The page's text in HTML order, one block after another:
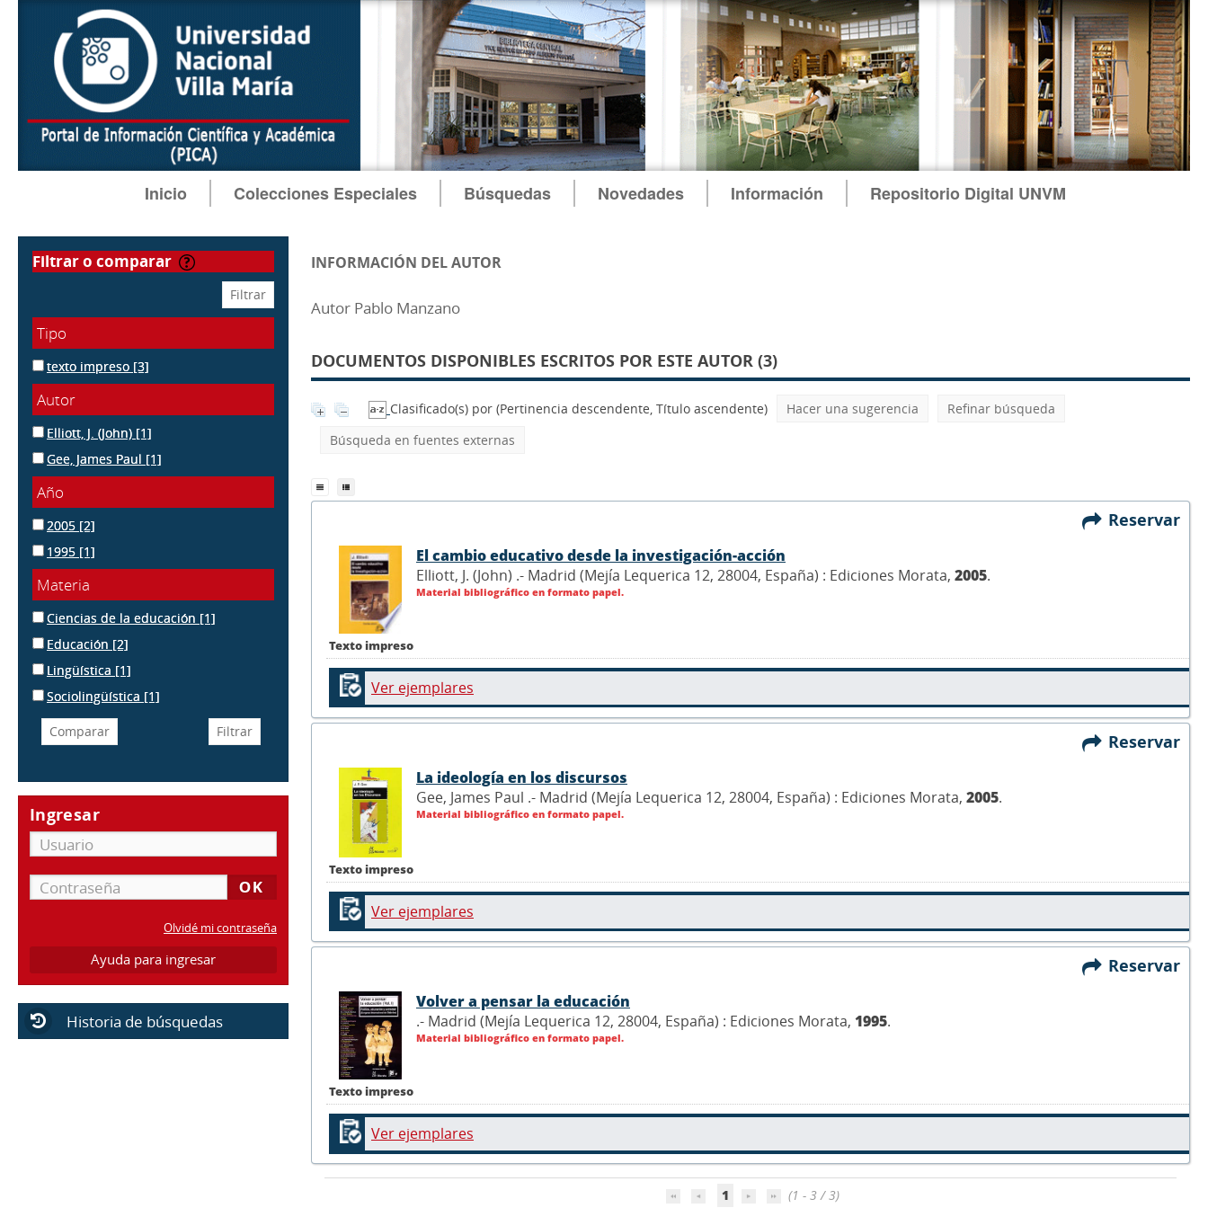
Inicio Colecciones Especiales Búsquedas Novedades Información Repositorio Digital UNVM
filtrar o comparar
Tipo
texto impreso [3]
Autor
Elliott, J. (John) [1]
Gee, James Paul [1]
Año
2005 [2]
1995 [1]
Materia
Ciencias de la educación [1]
Educación [2]
Lingüística [1]
Sociolingüística [1]
Ingresar
Olvidé mi contraseña
Ayuda para ingresar
Historia de búsquedas
INFORMACIÓN DEL AUTOR
Autor Pablo Manzano
DOCUMENTOS DISPONIBLES ESCRITOS POR ESTE AUTOR (3)
Clasificado(s) por (Pertinencia descendente, Título ascendente) Hacer una sugerencia
Refinar búsqueda
Búsqueda en fuentes externas
Reservar
Texto impreso
El cambio educativo desde la investigación-acción
Elliott, J. (John) .- Madrid (Mejía Lequerica 12, 28004, España) : Ediciones Morata, 2005.
Material bibliográfico en formato papel.
Ver ejemplares
Reservar
Texto impreso
La ideología en los discursos
Gee, James Paul .- Madrid (Mejía Lequerica 12, 28004, España) : Ediciones Morata, 2005.
Material bibliográfico en formato papel.
Ver ejemplares
Reservar
Texto impreso
Volver a pensar la educación
.- Madrid (Mejía Lequerica 12, 28004, España) : Ediciones Morata, 1995.
Material bibliográfico en formato papel.
Ver ejemplares
1 (1 - 3 / 3)